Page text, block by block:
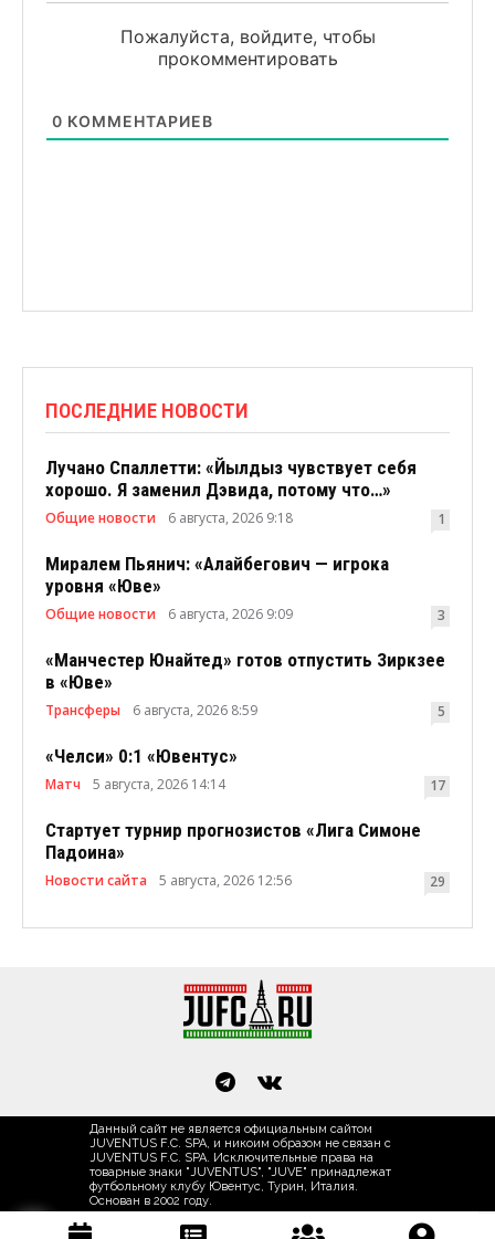
Пожалуйста, войдите, чтобы
прокомментировать
0 КОММЕНТАРИЕВ
ПОСЛЕДНИЕ НОВОСТИ
Лучано Спаллетти: «Йылдыз чувствует себя
хорошо. Я заменил Дэвида, потому что…»
Общие новости 6 августа, 2026 9:18 1
Миралем Пьянич: «Алайбегович — игрока
уровня «Юве»
Общие новости 6 августа, 2026 9:09 3
«Манчестер Юнайтед» готов отпустить Зиркзее
в «Юве»
Трансферы 6 августа, 2026 8:59 5
«Челси» 0:1 «Ювентус»
Матч 5 августа, 2026 14:14 17
Стартует турнир прогнозистов «Лига Симоне
Падоина»
Новости сайта 5 августа, 2026 12:56 29
Данный сайт не является официальным сайтом
JUVENTUS F.C. SPA, и никоим образом не связан с
JUVENTUS F.C. SPA. Исключительные права на
товарные знаки "JUVENTUS", "JUVE" принадлежат
футбольному клубу Ювентус, Турин, Италия.
Основан в 2002 году.